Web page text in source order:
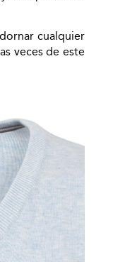
cualquier
veces de este